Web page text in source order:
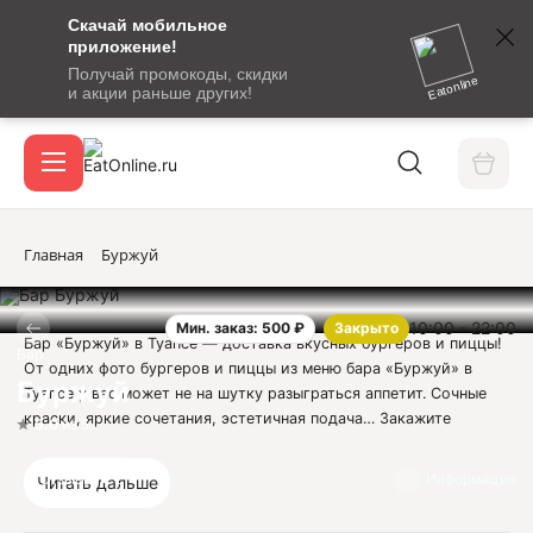
Скачай мобильное
приложение!
Получай промокоды, скидки
и акции раньше других!
Eatonline
сообщение
кодом
подтверждения
Вход / регистрация
Акции
Главная Буржуй
Мин. заказ: 500 ₽ Закрыто 10:00 - 22:00
Бар
Буржуй
5.0из 5
Отзывы 2
Бар «Буржуй» в Туапсе — доставка вкусных бургеров и пиццы!
От одних фото бургеров и пиццы из меню бара «Буржуй» в
Туапсе у вас может не на шутку разыграться аппетит. Сочные
краски, яркие сочетания, эстетичная подача… Закажите
Проголодались? Хотите порадовать себя и близких? Доставка
Читать дальше